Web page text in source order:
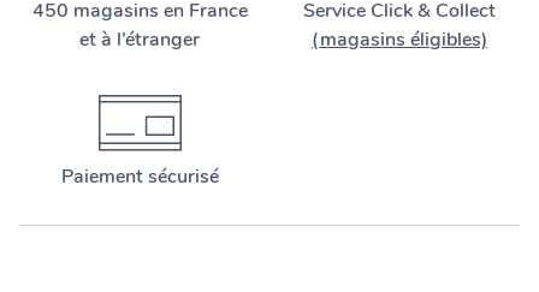
450 magasins en France
et à l’étranger
Service Click & Collect
(magasins éligibles)
Paiement sécurisé